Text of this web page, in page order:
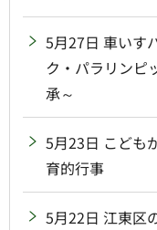
5月27日 車いす
ク・パラリンピ
承～
5月23日 こども
育的行事
5月22日 江東区